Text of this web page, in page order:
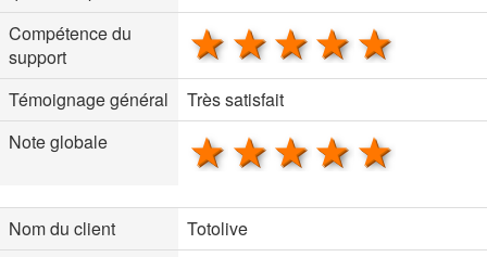
Compétence du
support
4 stars
3 stars
2 stars
1 star
Témoignage général
Très satisfait
Note globale
4 stars
3 stars
2 stars
1 star
Nom du client
Totolive